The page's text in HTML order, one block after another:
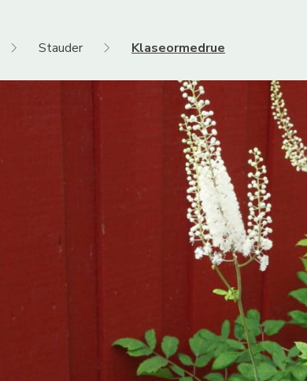
Stauder Klaseormedrue